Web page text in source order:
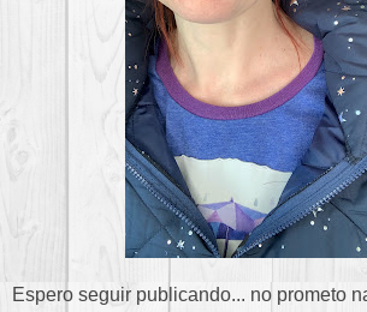
Espero seguir publicando... no prometo